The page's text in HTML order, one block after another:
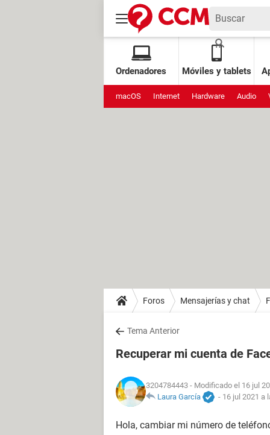
Ordenadores Móviles y tablets
macOS Internet Hardware Audio
Foros Mensajerías y chat
Tema Anterior
Recuperar mi cuenta de
3204784443 - Modificado el 16 jul
Laura García
- 16 jul 2021 a
Hola, cambiar mi número de